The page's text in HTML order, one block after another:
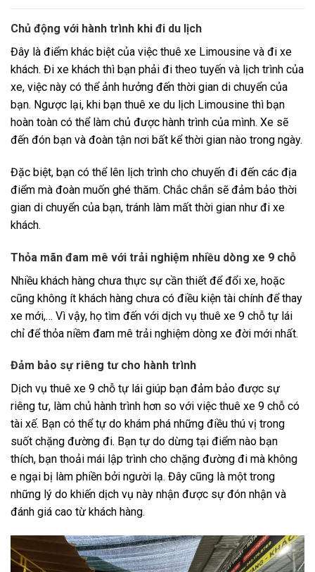
Chủ động với hành trình khi đi du lịch
Đây là điểm khác biệt của việc thuê xe Limousine và đi xe
khách. Đi xe khách thì bạn phải đi theo tuyến và lịch trình của
xe, việc này có thể ảnh hưởng đến thời gian di chuyển của
bạn. Ngược lại, khi bạn thuê xe du lịch Limousine thì bạn
hoàn toàn có thể làm chủ được hành trình của mình. Xe sẽ
đến đón bạn và đoàn tận nơi bất kể thời gian nào trong ngày.
Đặc biệt, bạn có thể lên lịch trình cho chuyến đi đến các địa
điểm mà đoàn muốn ghé thăm. Chắc chắn sẽ đảm bảo thời
gian di chuyển của bạn, tránh làm mất thời gian như đi xe
khách.
Thỏa mãn đam mê với trải nghiệm nhiều dòng xe 9 chỗ
Nhiều khách hàng chưa thực sự cần thiết để đổi xe, hoặc
cũng không ít khách hàng chưa có điều kiện tài chính để thay
xe mới,… Vì vậy, họ tìm đến với dịch vụ thuê xe 9 chỗ tự lái
chỉ để thỏa niềm đam mê trải nghiệm dòng xe đời mới nhất.
Đảm bảo sự riêng tư cho hành trình
Dịch vụ thuê xe 9 chỗ tự lái giúp bạn đảm bảo được sự
riêng tư, làm chủ hành trình hơn so với việc thuê xe 9 chỗ có
tài xế. Bạn có thể tự do khám phá những điều thú vị trong
suốt chặng đường đi. Bạn tự do dừng tại điểm nào bạn
thích, bạn thoải mái lập trình cho chặng đường đi mà không
e ngại bị làm phiền bởi người lạ. Đây cũng là một trong
những lý do khiến dịch vụ này nhận được sự đón nhận và
đánh giá cao từ khách hàng.